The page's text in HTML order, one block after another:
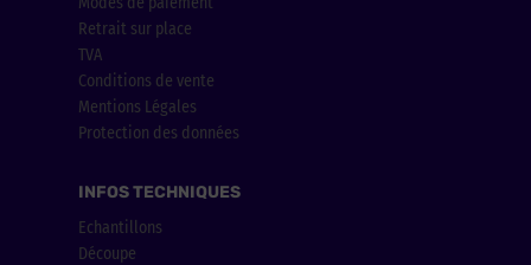
Retrait sur place
TVA
Conditions de vente
Mentions Légales
Protection des données
INFOS TECHNIQUES
Echantillons
Découpe